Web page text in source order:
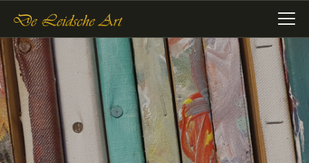
DE LEIDSCHE ART
De plaatst voor kunst
HOME
COLLECTIES
VERENIGING